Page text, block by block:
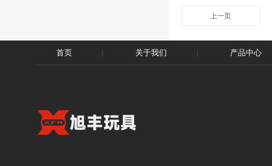
上一页
首页 关于我们 产品中心